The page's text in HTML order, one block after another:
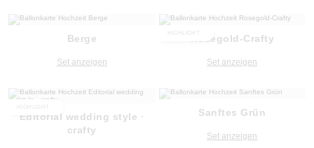
Berge
Set anzeigen
Rosegold-Crafty
Set anzeigen
Editorial wedding style ·
crafty
Sanftes Grün
Set anzeigen